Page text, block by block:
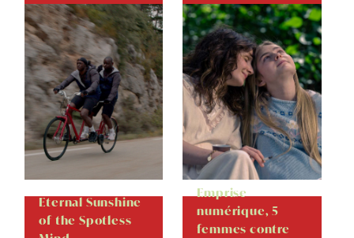
Eternal Sunshine
of the Spotless
Emprise
numérique, 5
femmes contre